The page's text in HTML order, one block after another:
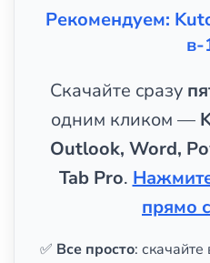
Рекомендуем:
в-
Скачайте сразу
одним кликом —
Outlook, Word,
Tab Pro.
прямо
✅ Все просто: